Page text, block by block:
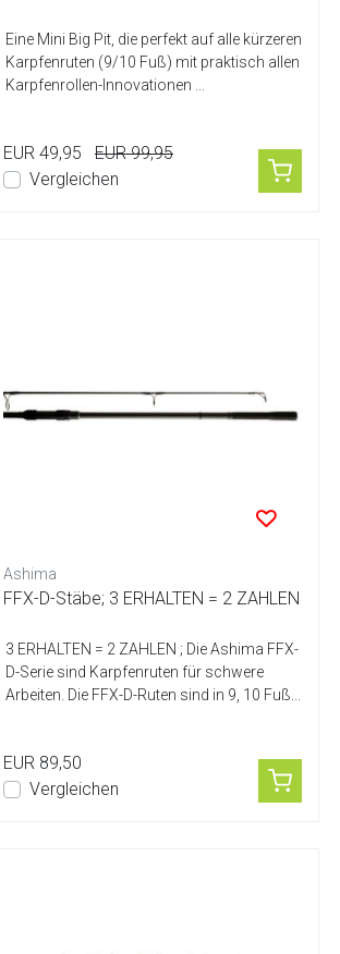
Eine Mini Big Pit, die perfekt auf alle kürzeren
Karpfenruten (9/10 Fuß) mit praktisch allen
Karpfenrollen-Innovationen ...
EUR 49,95
EUR 99,95
Vergleichen
Ashima
FFX-D-Stäbe; 3 ERHALTEN = 2 ZAHLEN
3 ERHALTEN = 2 ZAHLEN ; Die Ashima FFX-
D-Serie sind Karpfenruten für schwere
Arbeiten. Die FFX-D-Ruten sind in 9, 10 Fuß...
EUR 89,50
Vergleichen